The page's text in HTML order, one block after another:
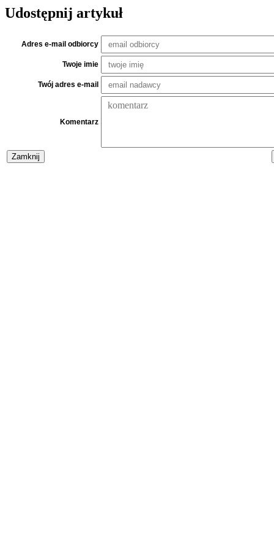
Udostępnij artykuł
Adres e-mail odbiorcy
Twoje imie
Twój adres e-mail
Komentarz